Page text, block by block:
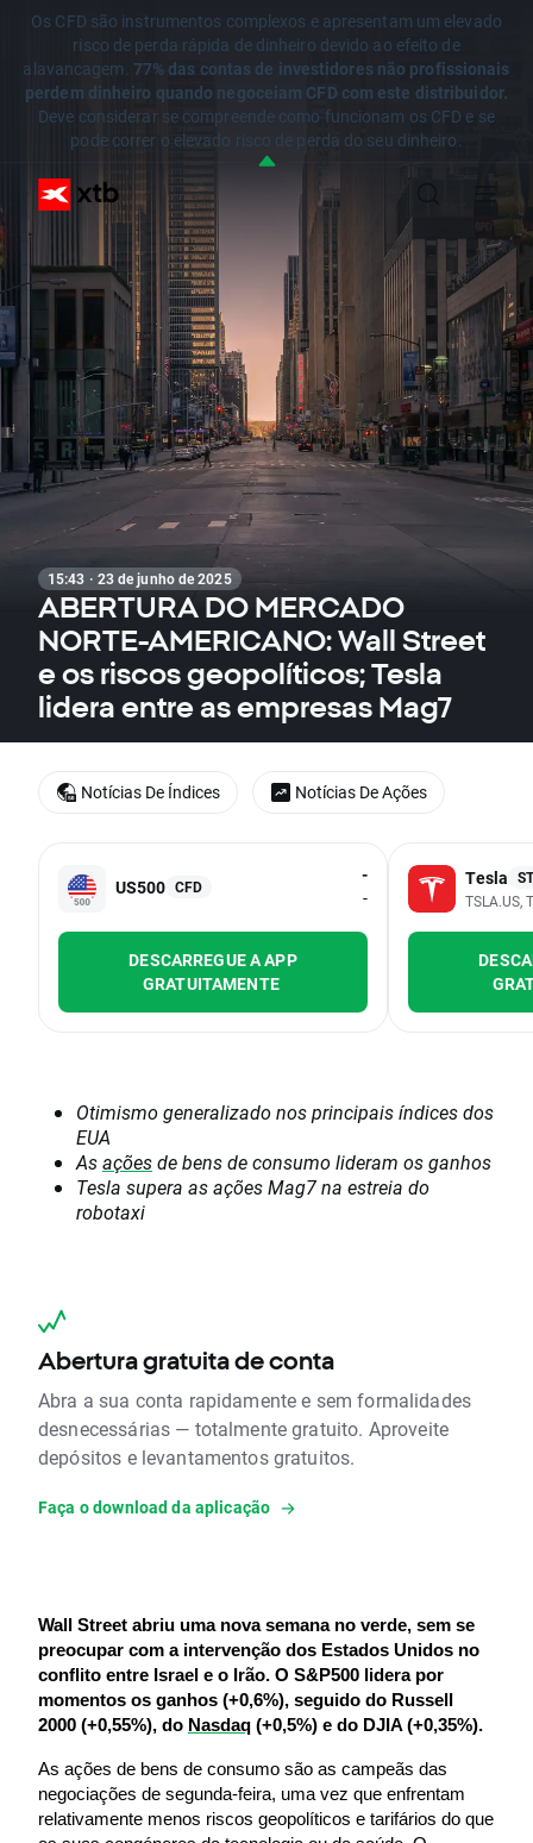
Os CFD são instrumentos complexos e apresentam um elevado
risco de perda rápida de dinheiro devido ao efeito de
alavancagem. 77% das contas de investidores não profissionais
perdem dinheiro quando negoceiam CFD com este distribuidor.
Deve considerar se compreende como funcionam os CFD e se
pode correr o elevado risco de perda do seu dinheiro.
15:43 · 23 de junho de 2025
ABERTURA DO MERCADO
NORTE-AMERICANO: Wall Street
e os riscos geopolíticos; Tesla
lidera entre as empresas Mag7
US500 CFD
-
-
DESCARREGUE A APP
GRATUITAMENTE
Tesla
TSLA.US,
Otimismo generalizado nos principais índices dos
EUA
Asaçõesde bens de consumo lideram os ganhos
Tesla supera as ações Mag7 na estreia do
robotaxi
Abertura gratuita de conta
Abra a sua conta rapidamente e sem formalidades
desnecessárias — totalmente gratuito. Aproveite
depósitos e levantamentos gratuitos.
Faça o download da aplicação
Wall Street abriu uma nova semana no verde, sem se
preocupar com a intervenção dos Estados Unidos no
conflito entre Israel e o Irão. O S&P500 lidera por
momentos os ganhos (+0,6%), seguido do Russell
2000 (+0,55%), do Nasdaq (+0,5%) e do DJIA (+0,35%).
As ações de bens de consumo são as campeãs das
negociações de segunda-feira, uma vez que enfrentam
relativamente menos riscos geopolíticos e tarifários do que
Notícias De Índices Notícias De Ações